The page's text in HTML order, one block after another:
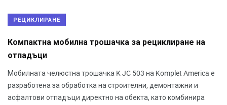
РЕЦИКЛИРАНЕ
Компактна мобилна трошачка за рециклиране на
отпадъци
Мобилната челюстна трошачка K JC 503 на Komplet America е
разработена за обработка на строителни, демонтажни и
асфалтови отпадъци директно на обекта, като комбинира